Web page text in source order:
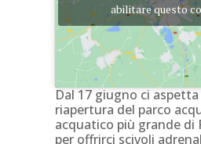
abilitare questo
Dal 17 giugno ci
riapertura del parco
acquatico più grande di
per offrirci scivoli